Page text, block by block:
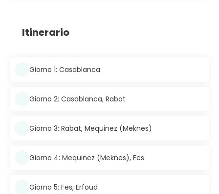
Itinerario
Giorno 1: Casablanca
Giorno 2: Casablanca, Rabat
Giorno 3: Rabat, Mequinez (Meknes)
Giorno 4: Mequinez (Meknes), Fes
Giorno 5: Fes, Erfoud